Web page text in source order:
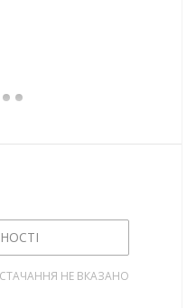
НЕ ВКАЗАНО